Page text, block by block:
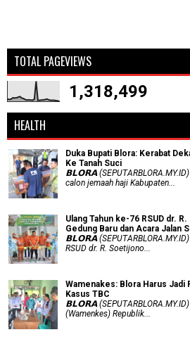
TOTAL PAGEVIEWS
1,318,499
HEALTH
Duka Bupati Blora: Kerabat
Ke Tanah Suci
𝗕𝗟𝗢𝗥𝗔
calon jemaah haji Kabupaten...
Ulang Tahun ke-76 RSUD dr.
Gedung Baru dan Acara Jalan
𝗕𝗟𝗢𝗥𝗔
RSUD dr. R. Soetijono...
Wamenakes: Blora Harus Jadi
Kasus TBC
𝗕𝗟𝗢𝗥𝗔
(Wamenkes) Republik...